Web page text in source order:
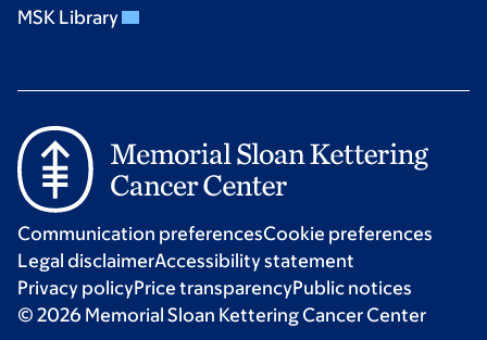
MSK Library
Communication preferencesCookie preferences
Legal disclaimerAccessibility statement
Privacy policyPrice transparencyPublic notices
© 2026 Memorial Sloan Kettering Cancer Center